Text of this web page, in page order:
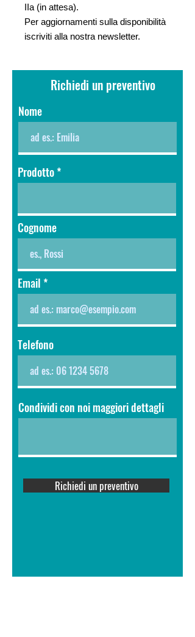
IIa (in attesa).
Per aggiornamenti sulla disponibilità
iscriviti alla nostra newsletter.
Richiedi un preventivo
Nome
Prodotto
Cognome
Email
Telefono
Condividi con noi maggiori dettagli
Richiedi un preventivo